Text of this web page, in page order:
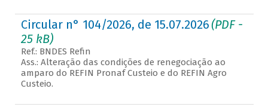
Circular n° 104/2026, de 15.07.2026(PDF -
25 kB)
Ref.: BNDES Refin
Ass.: Alteração das condições de renegociação ao
amparo do REFIN Pronaf Custeio e do REFIN Agro
Custeio.